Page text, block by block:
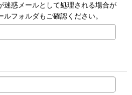
迷惑メールとして処理される場合が
フォルダもご確認ください。